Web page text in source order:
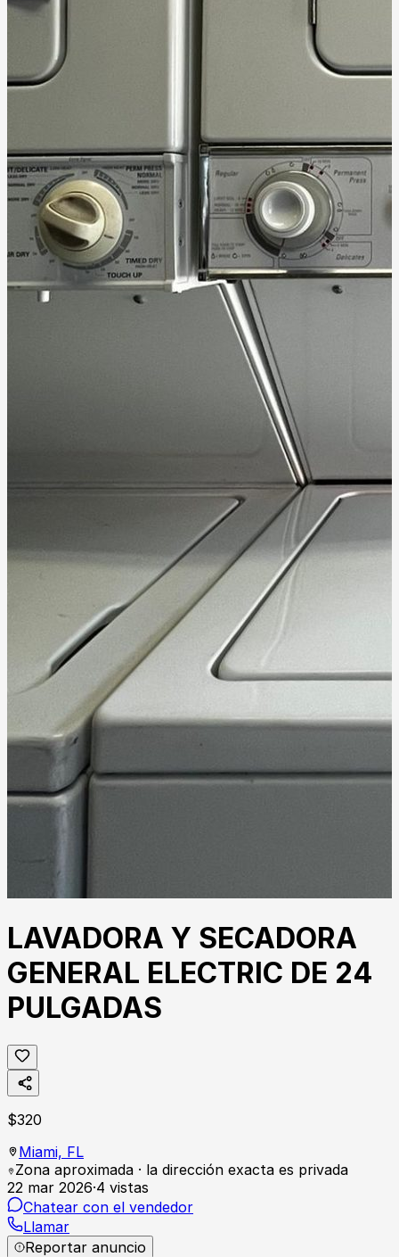
LAVADORA Y SECADORA
GENERAL ELECTRIC DE 24
PULGADAS
$320
Miami, FL
Zona aproximada · la dirección exacta es privada
22 mar 2026·4 vistas
Chatear con el vendedor
Llamar
Reportar anuncio